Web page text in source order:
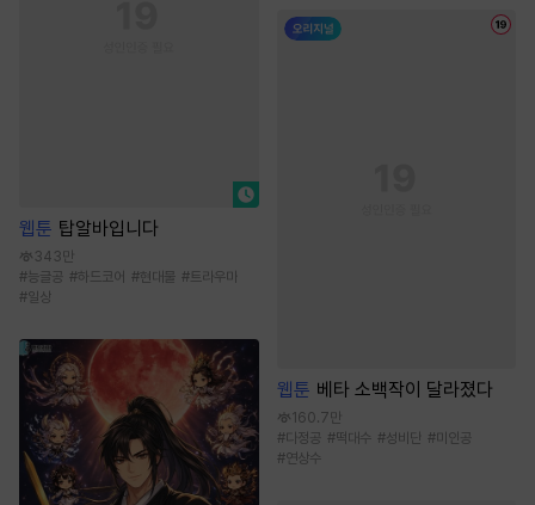
웹툰 탑알바입니다
343만
#능글공 #하드코어 #현대물 #트라우마
#일상
웹툰 베타 소백작이 달라졌다
160.7만
#다정공 #떡대수 #성비단 #미인공
#연상수